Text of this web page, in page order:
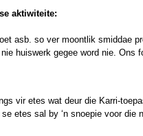
aktiwiteite:
asb. so ver moontlik smiddae
huiswerk gegee word nie. Ons
vir etes wat deur die Karri-
se etes sal by ‘n snoepie voor die